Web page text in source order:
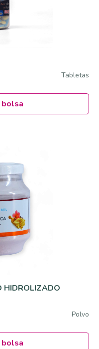
Tabletas
HIDROLIZADO
Polvo